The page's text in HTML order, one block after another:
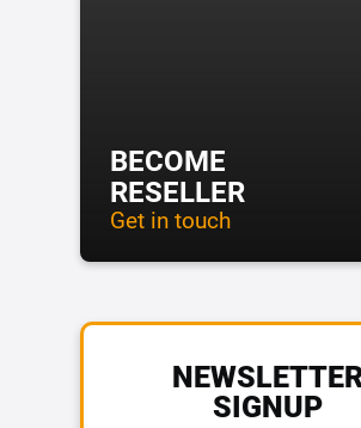
BECOME
RESELLER
Get in touch
NEWSLETTER
SIGNUP